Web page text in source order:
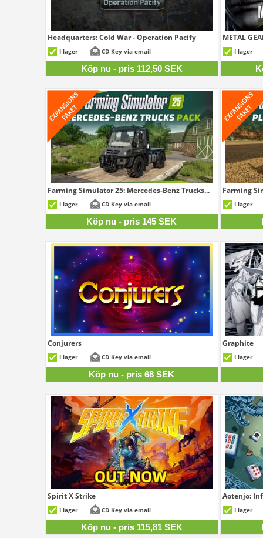
Headquarters: Cold War - Operation Pacify
112,50 SEK
I lager CD Key via email
Köp nu - pris 112,50 SEK
METAL
I lager
Farming Simulator 25: Mercedes-Benz Trucks...
I lager CD Key via email
Köp nu - pris 145 SEK
Farming
I lager
Conjurers
I lager CD Key via email
Köp nu - pris 68 SEK
Graphite
I lager
Spirit X Strike
115,81 SEK
I lager CD Key via email
Köp nu - pris 115,81 SEK
Aotenjo:
I lager